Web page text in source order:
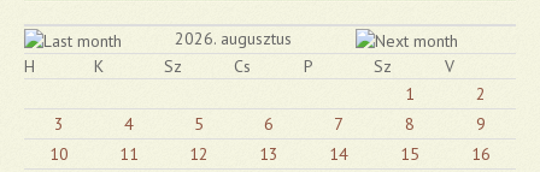
2026. augusztus
H
K Sz Cs P Sz
V
1
2
3
4 5 6 7 8
9
10
11 12 13 14 15
16